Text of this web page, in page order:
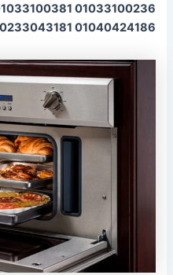
01040424186 0233043181 0233048407 19224